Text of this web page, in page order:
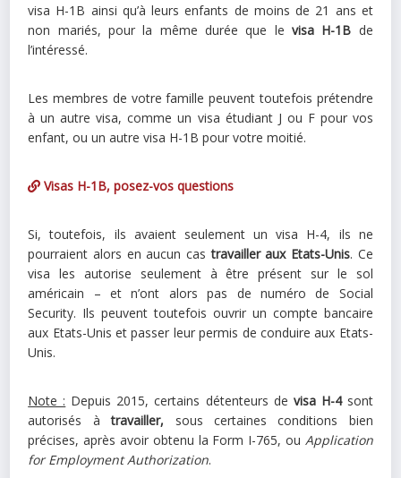
visa H-1B ainsi qu’à leurs enfants de moins de 21 ans et
non mariés, pour la même durée que levisa H-1B de
l’intéressé.
Les membres de votre famille peuvent toutefois prétendre
à un autre visa, comme un visa étudiant J ou F pour vos
enfant, ou un autre visa H-1B pour votre moitié.
Visas H-1B, posez-vos questions
Si, toutefois, ils avaient seulement un visa H-4, ils ne
pourraient alors en aucun cas travailler aux Etats-Unis. Ce
visa les autorise seulement à être présent sur le sol
américain – et n’ont alors pas de numéro de Social
Security. Ils peuvent toutefois ouvrir un compte bancaire
aux Etats-Unis et passer leur permis de conduire aux Etats-
Unis.
Note : Depuis 2015, certains détenteurs de visa H-4sont
autorisés àtravailler, sous certaines conditions bien
précises, après avoir obtenu la Form I-765, ou Application
for Employment Authorization.